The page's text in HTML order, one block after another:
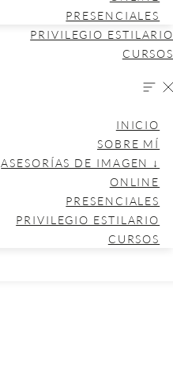
PRESENCIALES
PRIVILEGIO ESTILARIO
CURSOS
INICIO
SOBRE MÍ
ASESORÍAS DE IMAGEN ↓
ONLINE
PRESENCIALES
PRIVILEGIO ESTILARIO
CURSOS